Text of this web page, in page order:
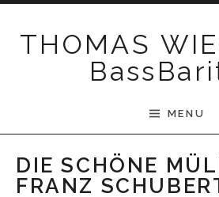
THOMAS
MENU
DIE SCHÖNE
FRANZ